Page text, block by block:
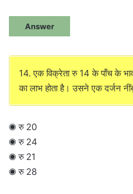
Answer
14. एक विक्रेता रु 14 के पाँच के
का लाभ होता है। उसने एक दर्जन
◉ रु 20
◉ रु 24
◉ रु 21
◉ रु 28